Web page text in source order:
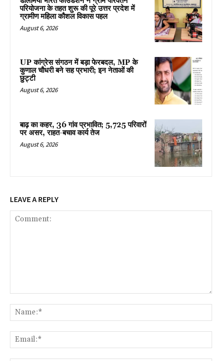
परियोजना के तहत शुरू की पूरे उत्तर प्रदेश में
ग्रामीण महिला कौशल विकास पहल
August 6, 2026
UP कांग्रेस संगठन में बड़ा फेरबदल, MP के
कुणाल चौधरी बने सह प्रभारी; इन नेताओं की
छुट्टी
August 6, 2026
बाढ़ का कहर, 36 गांव प्रभावित; 5,725 परिवारों
पर असर, राहत-बचाव कार्य तेज
August 6, 2026
LEAVE A REPLY